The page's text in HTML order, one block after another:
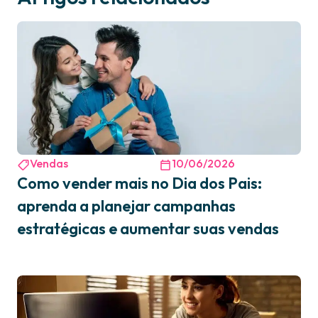
Vendas 10/06/2026
Como vender mais no Dia dos Pais:
aprenda a planejar campanhas
estratégicas e aumentar suas vendas